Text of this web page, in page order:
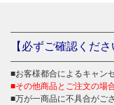
【必ずご確認くださ
■お客様都合によるキャン
■その他商品とご注文の場
■万が一商品に不具合がご